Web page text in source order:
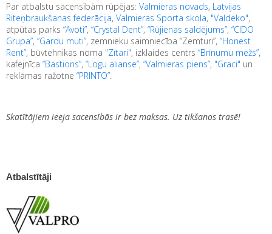
Par atbalstu sacensībām rūpējas: Valmieras novads, Latvijas
Riteņbraukšanas federācija, Valmieras Sporta skola, "Valdeko",
atpūtas parks “Avoti”, “Crystal Dent”, “Rūjienas saldējums”, “CIDO
Grupa”, “Gardu muti”, zemnieku saimniecība “Zemturi”, “Honest
Rent”, būvtehnikas noma "Zītari", izklaides centrs “Brīnumu mežs”,
kafejnīca “Bastions”, “Logu alianse”, “Valmieras piens”, "Graci" un
reklāmas ražotne “PRINTO”.
Skatītājiem ieeja sacensībās ir bez maksas. Uz tikšanos trasē!
Atbalstītāji